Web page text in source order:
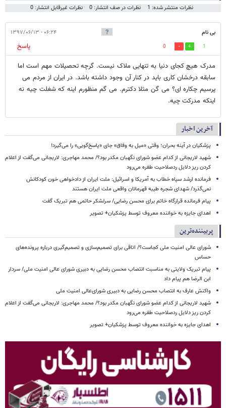
نظرات منتشر شده: 1 نظرات در صف انتشار: 0 نظرات غیرقابل انتشار: 0
بی نام ۰۶:۲۴ - ۱۳۹۷/۰۶/۱۳
1
0
پاسخ
مدرک هیچ کجای دنیا به تنهایی ملاک نیست. گرچه تحصیلات مهم است اما
سابقه درخشان کاری باید در کنار آن وجود داشته باشد. در ایران از مردم می
پرسیم چکاره ای؟ می گن مثلا دکترم. می گم منظورم اینه که شغلت چیه نه
اینکه مدرکت چیه.
آخرین اخبار
پزشکیان در آینه بحران؛ وقتی «میل به وفاق» جای «پاسخ‌گویی» را می‌گیرد!
شهید لاریجانی از کدام عضو شورای نگهبان مکدر بود؟/ محمد مهاجری: لاریجانی می‌گفت از اعلام
کردن ریز دلایل ردصلاحیت طفره می‌رود
فرمانده ارشد سپاه خطاب به آمریکا و اسرائیل: ملت ایران از دادخواهی خون کودکانش
نمی‌گذرد/ شهدای شجره طیبه قهرمانان واقعی ملت ایران هستند
پیام فرمانده قرارگاه خاتم برای محسن رضایی/ سرلشکر حاتمی هم تبریک گفت
اهدای جایزه به خواننده معروف توسط پزشکیان+ تصویر
پربیننده‌ترین
شورای عالی امنیت ملی کجاست؟/ اتاقی برای تصمیم‌سازی و تصمیم‌گیری درباره پرونده‌های
حساس
پیام تبریک ولایتی به مناسبت انتصاب محسن رضایی به دبیری شورای عالی امنیت ملی/ سردار
ابن الرضا هم پیام داد
واکنش عارف به انتصاب محسن رضایی به دبیری شورای‌عالی امنیت ملی
شهید لاریجانی از کدام عضو شورای نگهبان مکدر بود؟/ محمد مهاجری: لاریجانی می‌گفت از اعلام
کردن ریز دلایل ردصلاحیت طفره می‌رود
اهدای جایزه به خواننده معروف توسط پزشکیان+ تصویر